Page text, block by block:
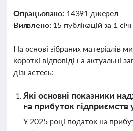
Опрацьовано: 14391 джерел
Виявлено: 15 публікацій за 1
На основі зібраних матеріалів
короткі відповіді на актуальні
дізнаєтесь:
Які основні показники
на прибуток підприємств
У 2025 році податок на